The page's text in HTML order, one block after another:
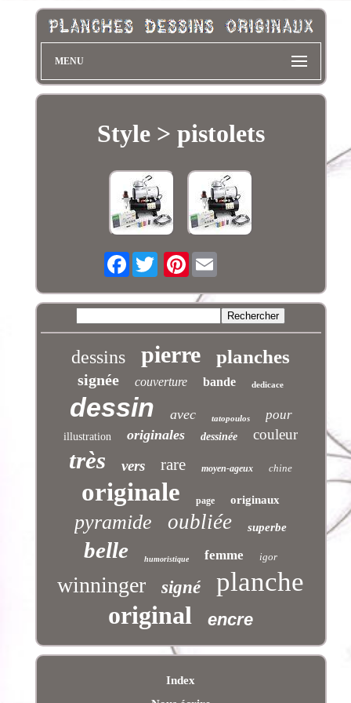
MENU
Style > ‎pistolets
Facebook Pinterest
dessins pierre planches
signée couverture bande dedicace
dessin avec tatopoulos pour
illustration originales dessinée couleur
très vers rare moyen-ageux chine
originale page originaux
pyramide oubliée superbe
belle humoristique femme igor
winninger signé planche
original encre
Index